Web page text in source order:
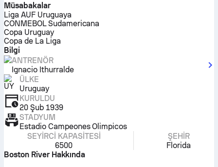
Müsabakalar
Liga AUF Uruguaya
CONMEBOL Sudamericana
Copa Uruguay
Copa de La Liga
Bilgi
ANTRENÖR
Ignacio Ithurralde
ÜLKE
Uruguay
KURULDU
20 Şub 1939
STADYUM
Estadio Campeones Olimpicos
SEYIRCI KAPASITESI
6500
ŞEHIR
Florida
Boston River Hakkında